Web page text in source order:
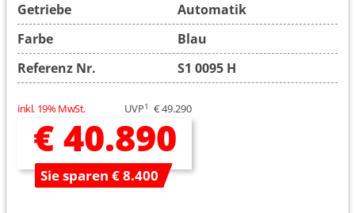
Getriebe
Automatik
Farbe
Blau
Referenz Nr.
S1 0095 H
inkl. 19% MwSt. UVP1 € 49.290
€ 40.890
Sie sparen € 8.400